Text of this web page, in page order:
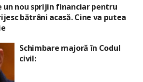
nou sprijin financiar pentru
bătrâni acasă. Cine va putea
Schimbare majoră în Codul
civil: